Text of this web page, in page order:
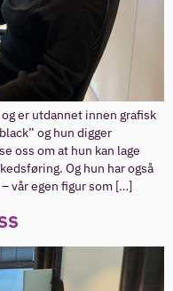
er utdannet innen grafisk
og hun digger
oss om at hun kan lage
Og hun har også
vår egen figur som […]